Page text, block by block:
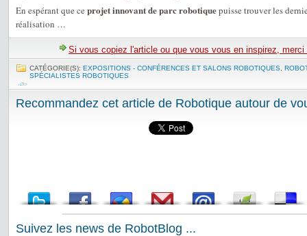
En espérant que ce projet innovant de parc robotiquepuisse trouver les
réalisation …
Si vous copiez l'article ou que vous vous en inspirez,
CATÉGORIE(S): EXPOSITIONS - CONFÉRENCES ET SALONS ROBOTIQUES
SPÉCIALISTES ROBOTIQUES
Recommandez cet article de Robotique autour de
Suivez les news de RobotBlog ...